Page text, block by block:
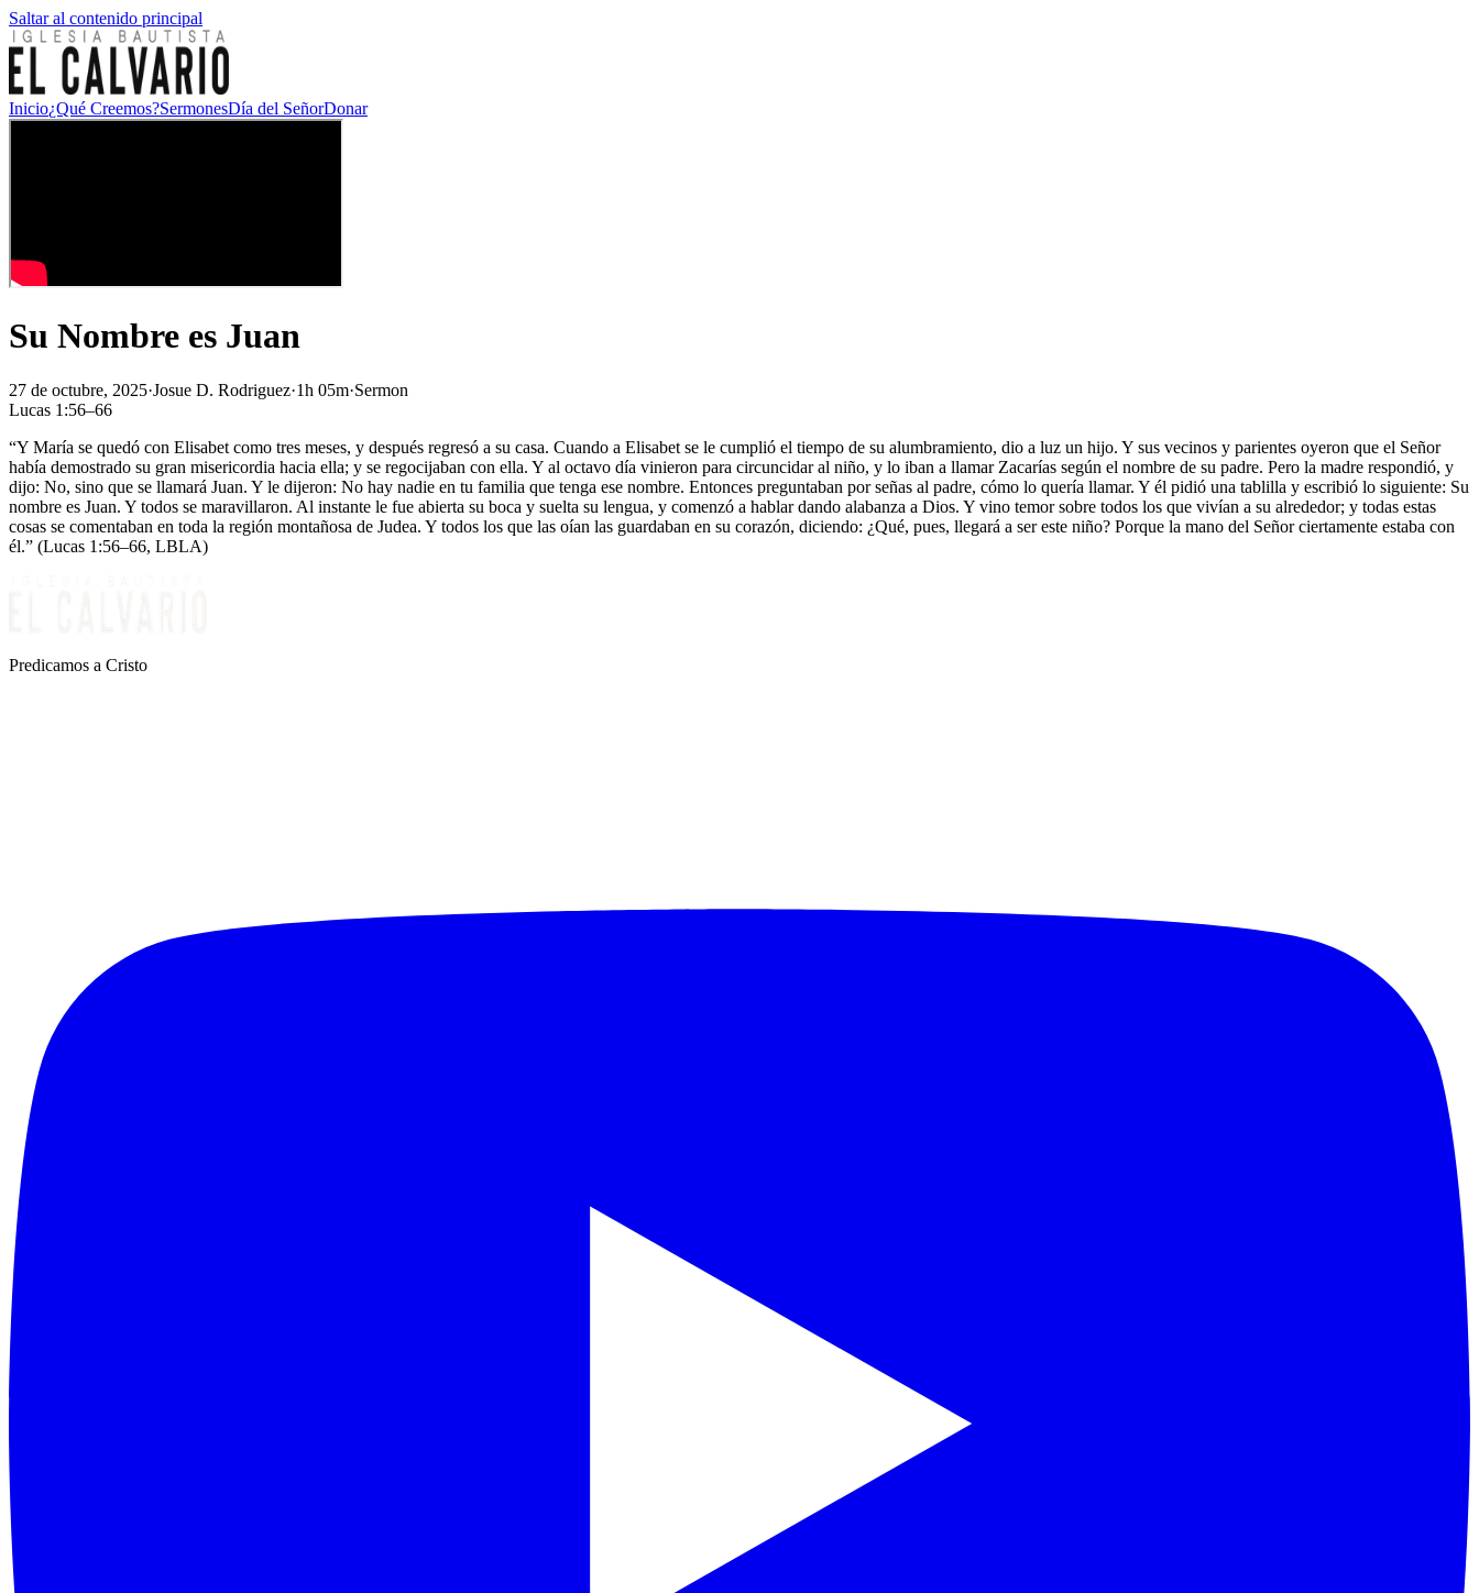
Saltar al contenido principal
Inicio¿Qué Creemos?SermonesDía del SeñorDonar
Su Nombre es Juan
27 de octubre, 2025·Josue D. Rodriguez·1h 05m·Sermon
Lucas 1:56–66
“Y María se quedó con Elisabet como tres meses, y después regresó a su casa. Cuando a Elisabet se le cumplió el tiempo de su alumbramiento, dio a luz un hijo. Y sus vecinos y parientes oyeron que el Señor
había demostrado su gran misericordia hacia ella; y se regocijaban con ella. Y al octavo día vinieron para circuncidar al niño, y lo iban a llamar Zacarías según el nombre de su padre. Pero la madre respondió, y
dijo: No, sino que se llamará Juan. Y le dijeron: No hay nadie en tu familia que tenga ese nombre. Entonces preguntaban por señas al padre, cómo lo quería llamar. Y él pidió una tablilla y escribió lo siguiente: Su
nombre es Juan. Y todos se maravillaron. Al instante le fue abierta su boca y suelta su lengua, y comenzó a hablar dando alabanza a Dios. Y vino temor sobre todos los que vivían a su alrededor; y todas estas
cosas se comentaban en toda la región montañosa de Judea. Y todos los que las oían las guardaban en su corazón, diciendo: ¿Qué, pues, llegará a ser este niño? Porque la mano del Señor ciertamente estaba con
él.” (Lucas 1:56–66, LBLA)
Predicamos a Cristo